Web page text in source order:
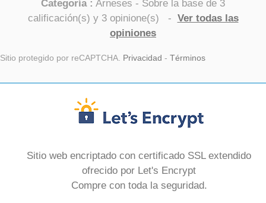
Categoría : Arneses - Sobre la base de 3
calificación(s) y 3opinione(s) - Ver todas las
opiniones
Sitio protegido por reCAPTCHA. Privacidad - Términos
Sitio web encriptado con certificado SSL extendido
ofrecido por Let's Encrypt
Compre con toda la seguridad.